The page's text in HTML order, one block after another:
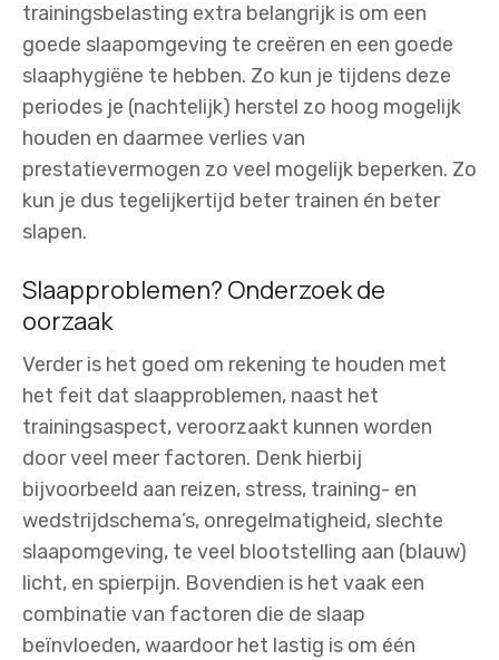
trainingsbelasting extra belangrijk is om een
goede slaapomgeving te creëren en een goede
slaaphygiëne te hebben. Zo kun je tijdens deze
periodes je (nachtelijk) herstel zo hoog mogelijk
houden en daarmee verlies van
prestatievermogen zo veel mogelijk beperken. Zo
kun je dus tegelijkertijd beter trainen én beter
slapen.
Slaapproblemen? Onderzoek de
oorzaak
Verder is het goed om rekening te houden met
het feit dat slaapproblemen, naast het
trainingsaspect, veroorzaakt kunnen worden
door veel meer factoren. Denk hierbij
bijvoorbeeld aan reizen, stress, training- en
wedstrijdschema’s, onregelmatigheid, slechte
slaapomgeving, te veel blootstelling aan (blauw)
licht, en spierpijn. Bovendien is het vaak een
combinatie van factoren die de slaap
beïnvloeden, waardoor het lastig is om één